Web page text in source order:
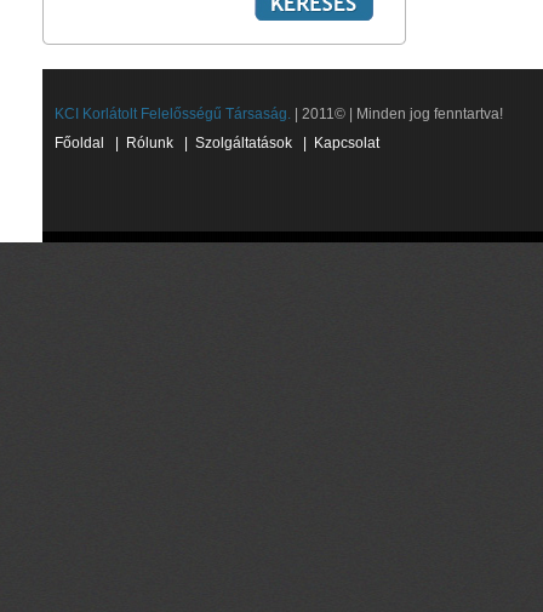
KCI Korlátolt Felelősségű Társaság. | 2011© | Minden jog fenntartva!
Főoldal
Rólunk Szolgáltatások Kapcsolat